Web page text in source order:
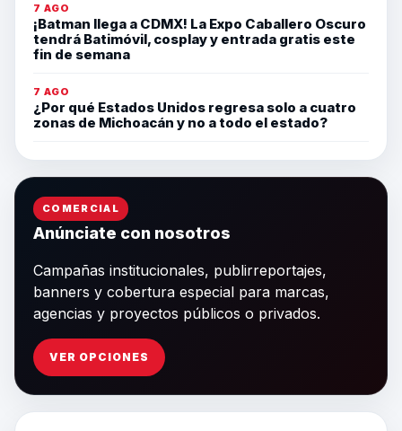
7 AGO
¡Batman llega a CDMX! La Expo Caballero Oscuro
tendrá Batimóvil, cosplay y entrada gratis este
fin de semana
7 AGO
¿Por qué Estados Unidos regresa solo a cuatro
zonas de Michoacán y no a todo el estado?
COMERCIAL
Anúnciate con nosotros
Campañas institucionales, publirreportajes,
banners y cobertura especial para marcas,
agencias y proyectos públicos o privados.
VER OPCIONES